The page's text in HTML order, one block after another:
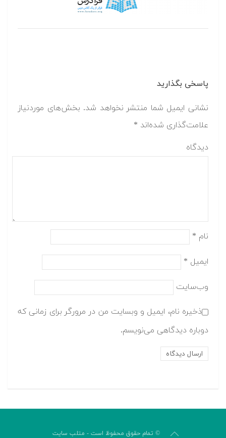
پاسخی بگذارید
نشانی ایمیل شما منتشر نخواهد شد. بخش‌های موردنیاز
علامت‌گذاری شده‌اند *
دیدگاه
نام *
ایمیل *
وب‌سایت
ذخیره نام، ایمیل و وبسایت من در مرورگر برای زمانی که
دوباره دیدگاهی می‌نویسم.
© تمام حقوق محفوظ است - متلب سایت